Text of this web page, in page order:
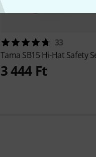
33
Tama SB15 Hi-Hat Safety
3 444 Ft